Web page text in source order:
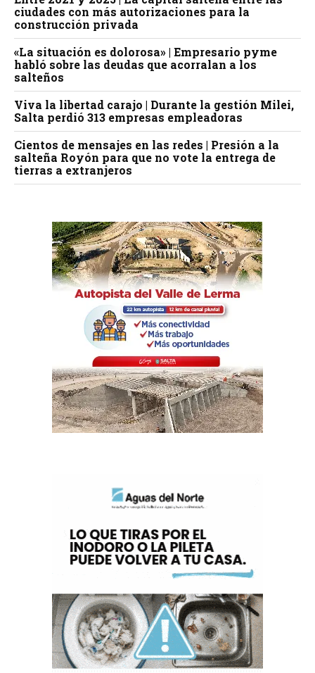
ciudades con más autorizaciones para la
construcción privada
«La situación es dolorosa» | Empresario pyme
habló sobre las deudas que acorralan a los
salteños
Viva la libertad carajo | Durante la gestión Milei,
Salta perdió 313 empresas empleadoras
Cientos de mensajes en las redes | Presión a la
salteña Royón para que no vote la entrega de
tierras a extranjeros